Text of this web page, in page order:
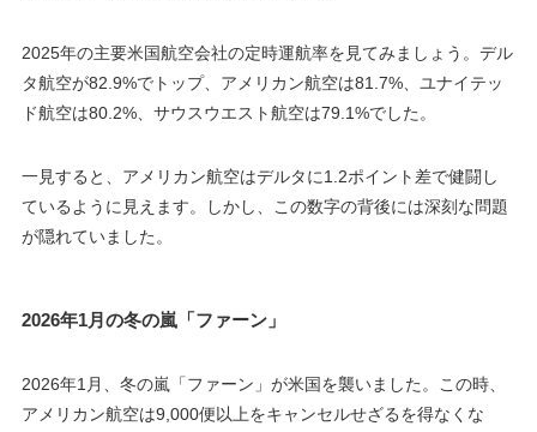
2025年の主要米国航空会社の定時運航率を見てみましょう。デル
タ航空が82.9%でトップ、アメリカン航空は81.7%、ユナイテッ
ド航空は80.2%、サウスウエスト航空は79.1%でした。
一見すると、アメリカン航空はデルタに1.2ポイント差で健闘し
ているように見えます。しかし、この数字の背後には深刻な問題
が隠れていました。
2026年1月の冬の嵐「ファーン」
2026年1月、冬の嵐「ファーン」が米国を襲いました。この時、
アメリカン航空は9,000便以上をキャンセルせざるを得なくな